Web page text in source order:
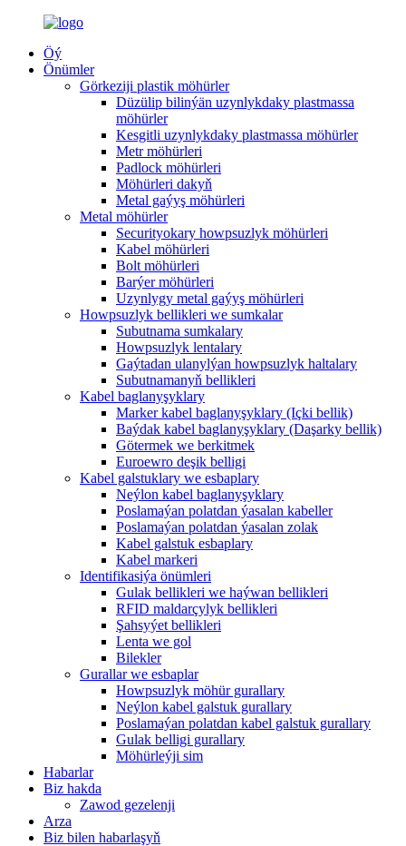
Öý
Önümler
Görkeziji plastik möhürler
Düzülip bilinýän uzynlykdaky plastmassa
möhürler
Kesgitli uzynlykdaky plastmassa möhürler
Metr möhürleri
Padlock möhürleri
Möhürleri dakyň
Metal gaýyş möhürleri
Metal möhürler
Securityokary howpsuzlyk möhürleri
Kabel möhürleri
Bolt möhürleri
Barýer möhürleri
Uzynlygy metal gaýyş möhürleri
Howpsuzlyk bellikleri we sumkalar
Subutnama sumkalary
Howpsuzlyk lentalary
Gaýtadan ulanylýan howpsuzlyk haltalary
Subutnamanyň bellikleri
Kabel baglanyşyklary
Marker kabel baglanyşyklary (Içki bellik)
Baýdak kabel baglanyşyklary (Daşarky bellik)
Götermek we berkitmek
Euroewro deşik belligi
Kabel galstuklary we esbaplary
Neýlon kabel baglanyşyklary
Poslamaýan polatdan ýasalan kabeller
Poslamaýan polatdan ýasalan zolak
Kabel galstuk esbaplary
Kabel markeri
Identifikasiýa önümleri
Gulak bellikleri we haýwan bellikleri
RFID maldarçylyk bellikleri
Şahsyýet bellikleri
Lenta we gol
Bilekler
Gurallar we esbaplar
Howpsuzlyk möhür gurallary
Neýlon kabel galstuk gurallary
Poslamaýan polatdan kabel galstuk gurallary
Gulak belligi gurallary
Möhürleýji sim
Habarlar
Biz hakda
Zawod gezelenji
Arza
Biz bilen habarlaşyň